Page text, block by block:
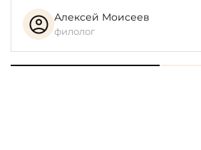
Алексей Моисеев
филолог